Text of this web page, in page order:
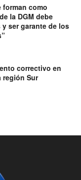
forman como
la DGM debe
ser garante de los
correctivo en
región Sur